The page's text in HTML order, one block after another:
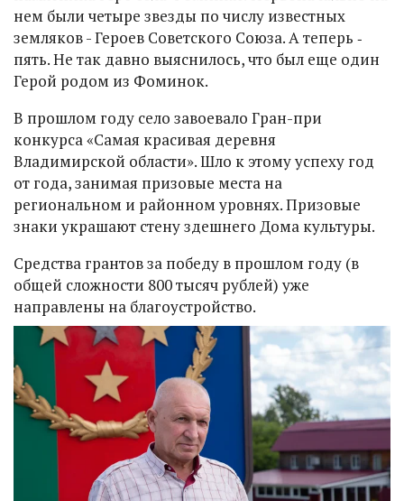
нем были четыре звезды по числу известных
земляков - Героев Советского Союза. А теперь ‑
пять. Не так давно выяснилось, что был еще один
Герой родом из Фоминок.
В прошлом году село завоевало Гран-при
конкурса «Самая красивая деревня
Владимирской области». Шло к этому успеху год
от года, занимая призовые места на
региональном и районном уровнях. Призовые
знаки украшают стену здешнего Дома культуры.
Средства грантов за победу в прошлом году (в
общей сложности 800 тысяч рублей) уже
направлены на благоустройство.